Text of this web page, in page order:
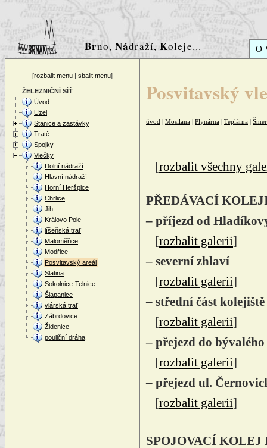
Brno,Nádraží,Koleje... O
[rozbalit menu | sbalit menu]
ŽELEZNIČNÍ SÍŤ
Úvod
Uzel
Stanice a zastávky
Tratě
Spojky
Vlečky
Dolní nádraží
Hlavní nádraží
Horní Heršpice
Chrlice
Jih
Královo Pole
líšeňská trať
Maloměřice
Modřice
Posvitavský areál
Slatina
Sokolnice-Telnice
Šlapanice
vlárská trať
Zábrdovice
Židenice
pouliční dráha
Posvitavský
úvod | Mosilana | Plynárna | Teplárna |
[rozbalit všechny
PŘEDÁVACÍ
– příjezd od
[rozbalit galerii]
– severní zhlaví
[rozbalit galerii]
– střední část
[rozbalit galerii]
– přejezd do
[rozbalit galerii]
– přejezd ul.
[rozbalit galerii]
SPOJOVACÍ KOLEJ